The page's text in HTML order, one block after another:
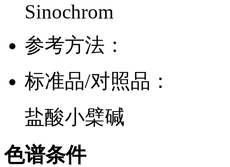
Sinochrom
参考方法：
标准品/对照品：
盐酸小檗碱
色谱条件